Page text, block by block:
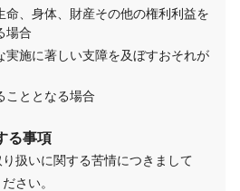
命、身体、財産その他の権利利益を
場合
実施に著しい支障を及ぼすおそれが
こととなる場合
る事項
扱いに関する苦情につきまして
さい。